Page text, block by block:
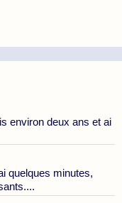
environ deux ans et ai
quelques minutes,